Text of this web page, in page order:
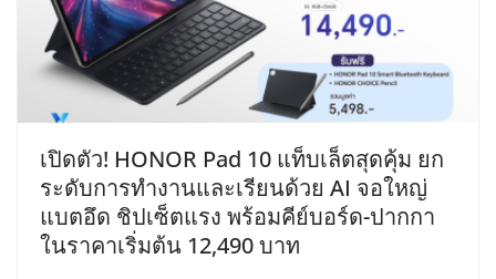
เปิดตัว! HONOR Pad 10 แท็บเล็ตสุดคุ้ม ยก
ระดับการทำงานและเรียนด้วย AI จอใหญ่
แบตอึด ชิปเซ็ตแรง พร้อมคีย์บอร์ด-ปากกา
ในราคาเริ่มต้น 12,490 บาท